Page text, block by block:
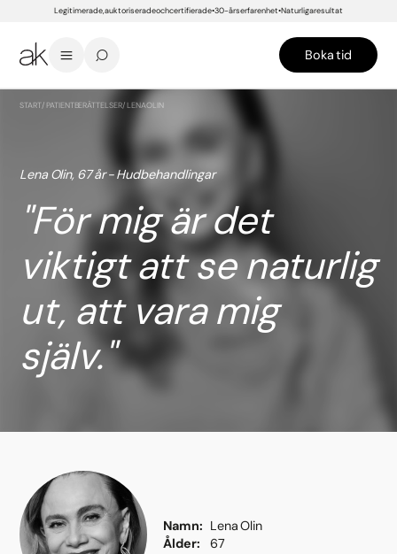
Legitimerade, auktoriserade och certifierade 30-års erfarenhet Naturliga resultat
Boka tid
START/ PATIENTBERÄTTELSER/LENA OLIN
Lena Olin, 67 år - Hudbehandlingar
För mig är det
viktigt att se naturlig
ut, att vara mig
själv.
Namn
Lena Olin
Ålder
67